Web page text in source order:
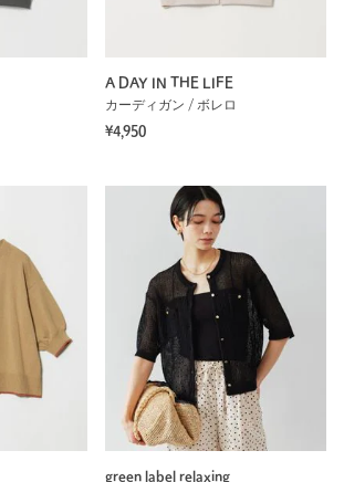
A DAY IN THE LIFE
カーディガン / ボレロ
¥4,950
green label relaxing